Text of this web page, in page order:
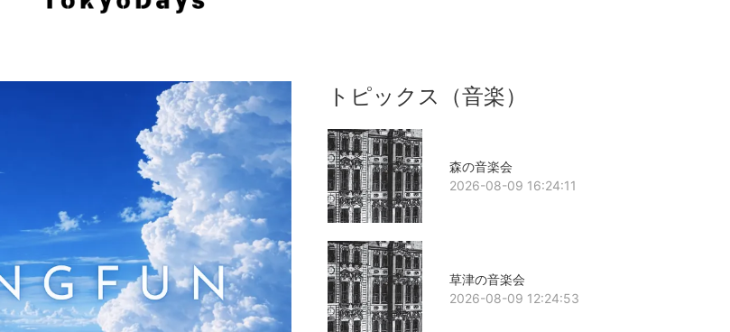
トピックス（音楽）
森の音楽会
2026-08-09 16:24:11
草津の音楽会
2026-08-09 12:24:53